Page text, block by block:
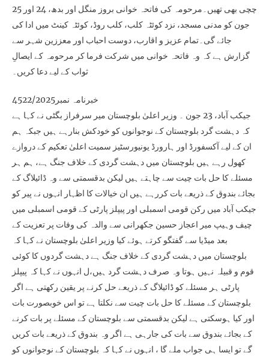
چچی بھی تھیں۔مرحومہ کی فاتحہ خوانی بروز منگل اور بدھ، 24 اور 25
جون کو مدنی مسجد، نزد کوئٹہ کلب، کلب روڈ، کوئٹہ کینٹ میں ادا کی
جائے گی۔تمام عزیز و اقارب، دوست احباب اور معززین شہر سے
گزارش ہے کہ وہ فاتحہ خوانی میں شرکت فرما کر مرحومہ کے ایصالِ
ثواب کے لیے دعا کریں۔
خبرنامہ نمبر4522/2025
جیکب آباد، 23 جون ۔ وزیر اعلیٰ بلوچستان میر سرفراز بگٹی نے کہا ہے
کہ دہشت گرد بلوچستان کے نوجوانوں کو خودکش بنارہے ہیں جبکہ ہم
ان کے لیے آکسفورڈ اور ہارورڈ یونیورسٹیز سمیت اعلیٰ تعکیم کے دروازے
کھول رہے ہیں بلوچستان میں دہشت گردی کے خلاف جنگ ہے، ہم ہر
مسئلے کا حل بات چیت سے چاہتے ہیں لیکن بدقسمتی سے وہ ڈائیلاگ کے
بجائے بندوق کے ذریعے بات کررہے ہیں ان خیالات کا اظہار انہوں نے پیر کو
جیکب آباد میں رکن قومی اسمبلی اور پیپلز پارٹی کے قومی اسمبلی میں
چیف وہیپ میر اعجاز حسین جکھرانی سے والدہ کی وفات پر تعزیت کے
بعد میڈیا سے گفتگو کرتے ہوئے کیا وزیر اعلیٰ بلوچستان نے کہا کہ
بلوچستان میں دہشت گردی کے خلاف جنگ ہے دہشت گردوں کا کوئی
قوم و قبیلہ نہیں ہوتا وہ صرف دہشت گرد ہیں،ل انہوں نے کہا کہ پیپلز
پارٹی ہر مسئلے کو ڈائیلاگ کے ذریعے حل کرنے پر یقین رکھتی ہے اگر
بلوچستان کے مسئلے کا حل بات چیت سے نکلتا ہے تو اس خوبصورت بات
اور کیا ہوسکتی ہے لیکن بدقسمتی سے بلوچستان کے مسئلے پر بات کرنے
کے بجائے بندوق سے بات کی جارہی ہے اگر وہ بندوق کے ذریعے بات کریں
گے تو ایسا ہی جواب ملے گا ، انہوں نے کہا کہ بلوچستان کے نوجوانوں کو